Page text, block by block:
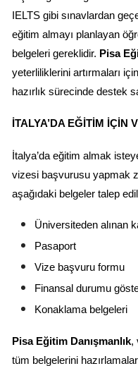
IELTS gibi sınavlardan
eğitim almayı planlayan
belgeleri gereklidir. Pisa
yeterliliklerini artırmaları
hazırlık sürecinde destek
İTALYA’DA EĞITIM İÇIN
İtalya’da eğitim almak
vizesi başvurusu yapmak
aşağıdaki belgeler talep
Üniversiteden alınan
Pasaport
Vize başvuru formu
Finansal durumu
Konaklama belgeleri
Pisa Eğitim Danışmanlık,
tüm belgelerini